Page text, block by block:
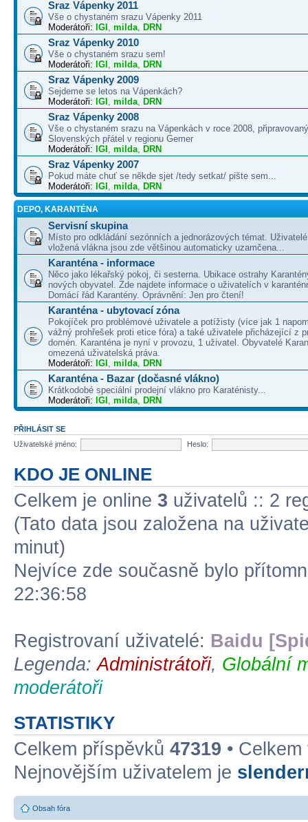
Sraz Vápenky 2011
Vše o chystaném srazu Vápenky 2011
Moderátoři: IGI , milda, DRN
Sraz Vápenky 2010
Vše o chystaném srazu sem!
Moderátoři: IGI , milda, DRN
Sraz Vápenky 2009
Sejdeme se letos na Vápenkách?
Moderátoři: IGI , milda, DRN
Sraz Vápenky 2008
Vše o chystaném srazu na Vápenkách v roce 2008,
Slovenských přátel v regionu Gemer
Moderátoři: IGI , milda, DRN
Sraz Vápenky 2007
Pokud máte chuť se někde sjet /tedy setkat/ pište sem...
Moderátoři: IGI , milda, DRN
DEPO, KARANTÉNA
Servisní skupina
Místo pro odkládání sezónních a jednorázových témat.
vložená vlákna jsou zde většinou automaticky uzamčena...
Karanténa - informace
Něco jako lékařský pokoj, či sesterna. Ubikace ostrahy
nových obyvatel. Zde najdete informace o uživatelích v
Domácí řád Karantény. Oprávnění: Jen pro čtení!
Karanténa - ubytovací zóna
Pokojíček pro problémové uživatele a potížisty (více jak 1
vážný prohřešek proti etice fóra) a také uživatele přicházející z
domén. Karanténa je nyní v provozu, 1 uživatel. Obyvatelé
omezená uživatelská práva.
Moderátoři: IGI , milda, DRN
Karanténa - Bazar (dočasné vlákno)
Krátkodobé speciální prodejní vlákno pro Karaténisty...
Moderátoři: IGI , milda, DRN
PŘIHLÁSIT SE
Uživatelské jméno:
Heslo:
KDO JE ONLINE
Celkem je online 3 uživatelů :: 2
(Tato data jsou založena na
minut)
Nejvíce zde současně bylo
22:36:58
Registrovaní uživatelé: Baidu
Legenda:Administrátoři, Globální
moderátoři
STATISTIKY
Celkem příspěvků 47319 •
Nejnovějším uživatelem je
Obsah fóra